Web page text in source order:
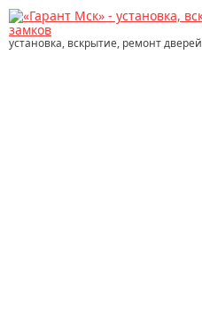
установка, вскрытие, ремонт дверей